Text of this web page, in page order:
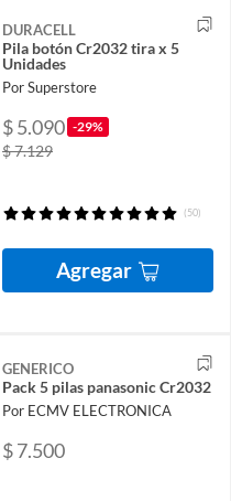
DURACELL
Pila botón Cr2032 tira x 5
Unidades
Por Superstore
$ 5.090 -29%
$ 7.129
(50)
Agregar
GENERICO
Pack 5 pilas panasonic Cr2032
Por ECMV ELECTRONICA
$ 7.500